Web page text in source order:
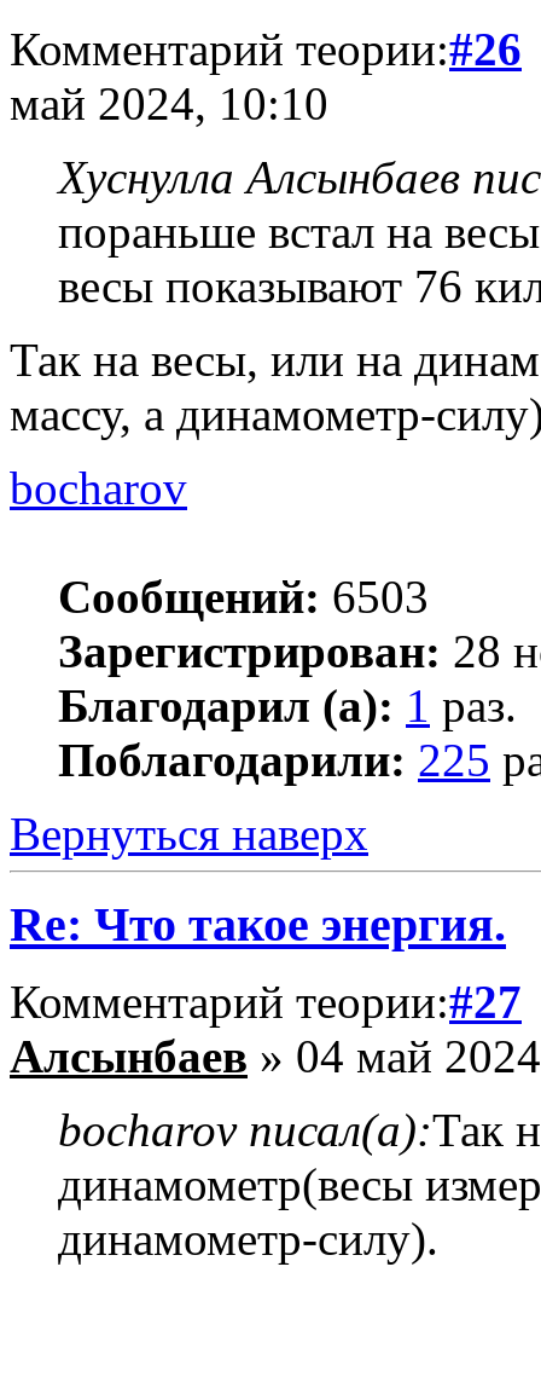
Комментарий теории:#26
май 2024, 10:10
Хуснулла Алсынбаев
пораньше встал на
весы показывают 76
Так на весы, или на
массу, а динамометр-
bocharov
Сообщений: 6503
Зарегистрирован: 28
Благодарил (а): 1 раз.
Поблагодарили: 225
Вернуться наверх
Re: Что такое энергия.
Комментарий теории:#27
Алсынбаев » 04 май
bocharov писал(а):Так
динамометр(весы
динамометр-силу).